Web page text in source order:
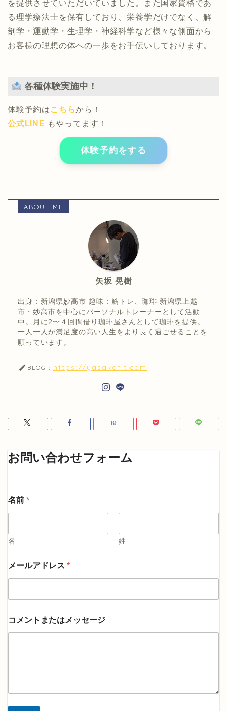
を提供させていただいていました。また国家資格であ
る理学療法士を保有しており、栄養学だけでなく、解
剖学・運動学・生理学・神経科学など様々な側面から
お客様の理想の体への一歩をお手伝いしております。
各種体験実施中！
体験予約は こちらから！
公式LINE もやってます！
体験予約をする
ABOUT ME
矢坂 晃樹
出身：新潟県妙高市 趣味：筋トレ、珈琲 新潟県上越
市・妙高市を中心にパーソナルトレーナーとして活動
中。月に2〜４回間借り珈琲屋さんとして珈琲を提供。
一人一人が満足度の高い人生をより長く過ごせることを
願っています。
BLOG： https://yasakafit.com
お問い合わせフォーム
名前 *
名 姓
名
前
メールアドレス *
コメントまたはメッセージ